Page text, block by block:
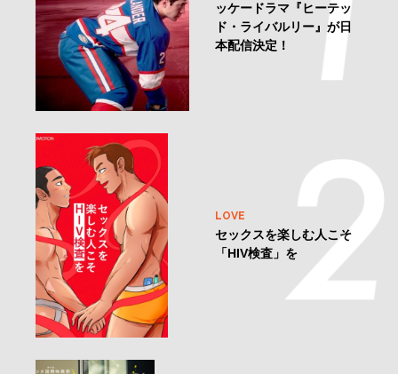
ッケードラマ『ヒーテッ
ド・ライバルリー』が日
本配信決定！
LOVE
セックスを楽しむ人こそ
「HIV検査」を